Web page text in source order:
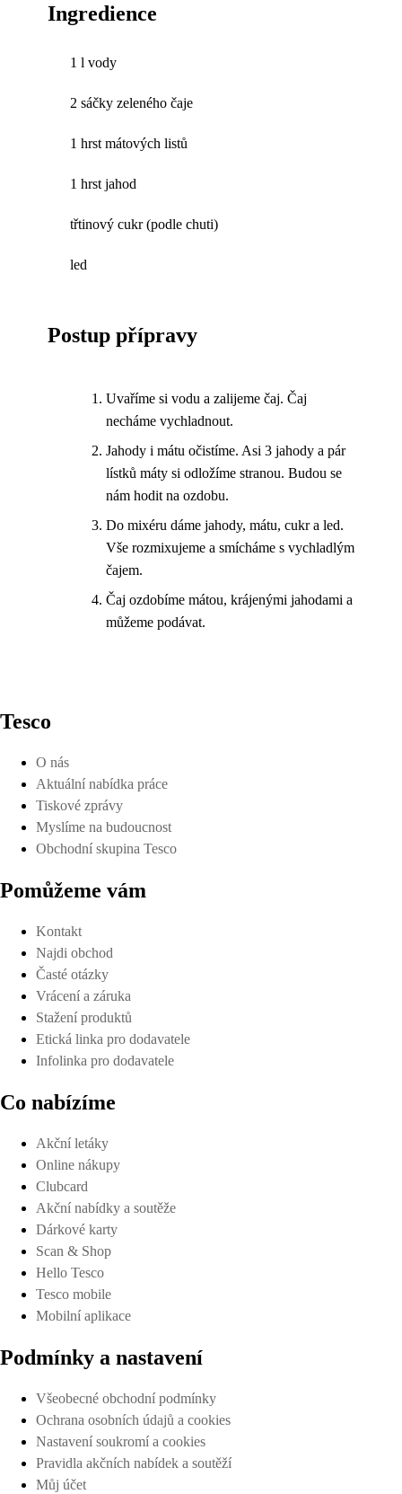
Ingredience
1 l vody
2 sáčky zeleného čaje
1 hrst mátových listů
1 hrst jahod
třtinový cukr (podle chuti)
led
Postup přípravy
Uvaříme si vodu a zalijeme čaj. Čaj
necháme vychladnout.
Jahody i mátu očistíme. Asi 3 jahody a pár
lístků máty si odložíme stranou. Budou se
nám hodit na ozdobu.
Do mixéru dáme jahody, mátu, cukr a led.
Vše rozmixujeme a smícháme s vychladlým
čajem.
Čaj ozdobíme mátou, krájenými jahodami a
můžeme podávat.
Tesco
O nás
Aktuální nabídka práce
Tiskové zprávy
Myslíme na budoucnost
Obchodní skupina Tesco
Pomůžeme vám
Kontakt
Najdi obchod
Časté otázky
Vrácení a záruka
Stažení produktů
Etická linka pro dodavatele
Infolinka pro dodavatele
Co nabízíme
Akční letáky
Online nákupy
Clubcard
Akční nabídky a soutěže
Dárkové karty
Scan & Shop
Hello Tesco
Tesco mobile
Mobilní aplikace
Podmínky a nastavení
Všeobecné obchodní podmínky
Ochrana osobních údajů a cookies
Nastavení soukromí a cookies
Pravidla akčních nabídek a soutěží
Můj účet